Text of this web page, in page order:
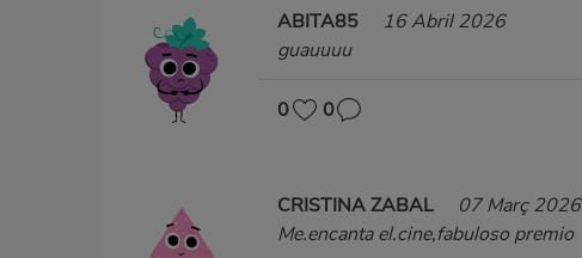
ABITA85
16 Abril 2026
guauuuu
0 0
CRISTINA ZABAL
07 Març 2026
Me.encanta el.cine,fabuloso premio